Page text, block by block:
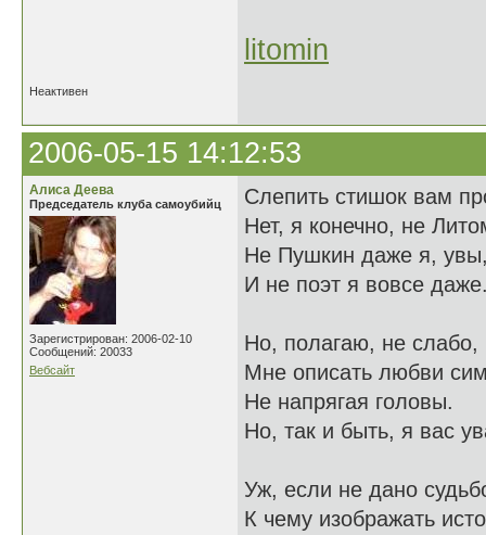
litomin
Неактивен
2006-05-15 14:12:53
Алиса Деева
Председатель клуба самоубийц
Зарегистрирован: 2006-02-10
Сообщений: 20033
Вебсайт
Слепить стишок вам
Нет, я конечно, не
Не Пушкин даже я,
И не поэт я вовсе
Но, полагаю, не слабо,
Мне описать любви
Не напрягая головы.
Но, так и быть, я вас
Уж, если не дано
К чему изображать